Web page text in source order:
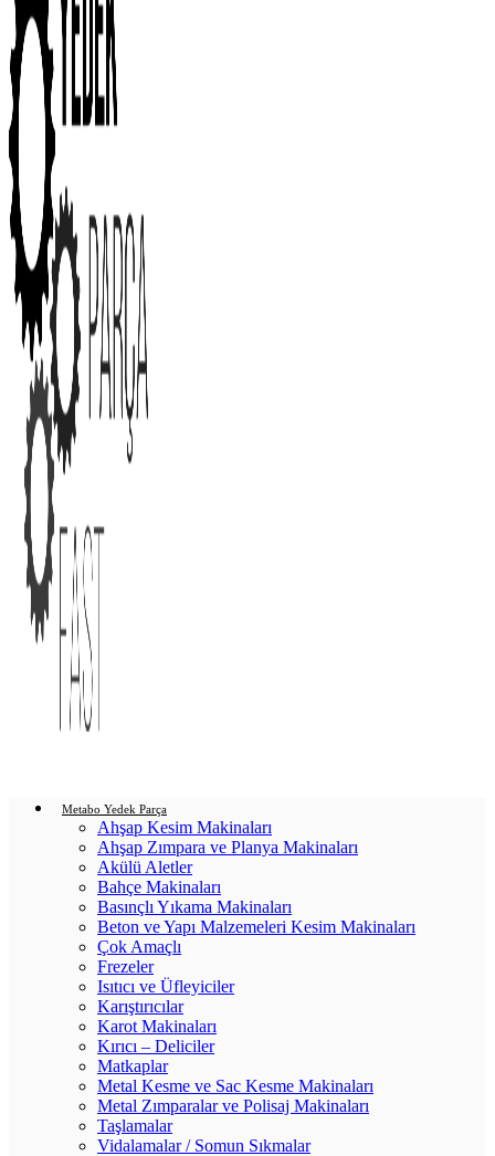
Metabo Yedek Parça
Ahşap Kesim Makinaları
Ahşap Zımpara ve Planya Makinaları
Akülü Aletler
Bahçe Makinaları
Basınçlı Yıkama Makinaları
Beton ve Yapı Malzemeleri Kesim Makinaları
Çok Amaçlı
Frezeler
Isıtıcı ve Üfleyiciler
Karıştırıcılar
Karot Makinaları
Kırıcı – Deliciler
Matkaplar
Metal Kesme ve Sac Kesme Makinaları
Metal Zımparalar ve Polisaj Makinaları
Taşlamalar
Vidalamalar / Somun Sıkmalar